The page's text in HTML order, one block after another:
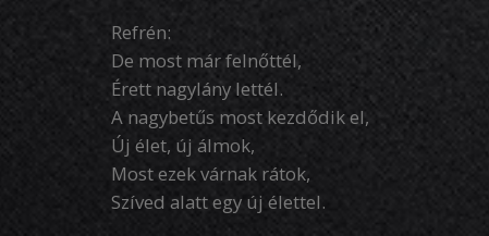
Refrén:
De most már felnőttél,
Érett nagylány lettél.
A nagybetűs most kezdődik el,
Új élet, új álmok,
Most ezek várnak rátok,
Szíved alatt egy új élettel.